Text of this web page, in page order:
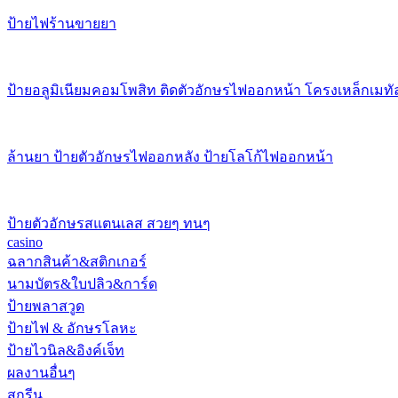
ป้ายไฟร้านขายยา
ป้ายอลูมิเนียมคอมโพสิท ติดตัวอักษรไฟออกหน้า โครงเหล็กเม
ล้านยา ป้ายตัวอักษรไฟออกหลัง ป้ายโลโก้ไฟออกหน้า
ป้ายตัวอักษรสแตนเลส สวยๆ ทนๆ
casino
ฉลากสินค้า&สติกเกอร์
นามบัตร&ใบปลิว&การ์ด
ป้ายพลาสวูด
ป้ายไฟ & อักษรโลหะ
ป้ายไวนิล&อิงค์เจ็ท
ผลงานอื่นๆ
สกรีน